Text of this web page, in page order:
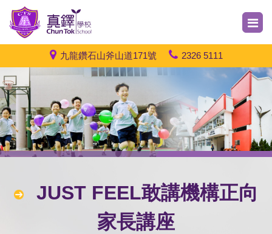
九龍鑽石山斧山道171號 2326 5111
JUST FEEL敢講機構正向
家長講座